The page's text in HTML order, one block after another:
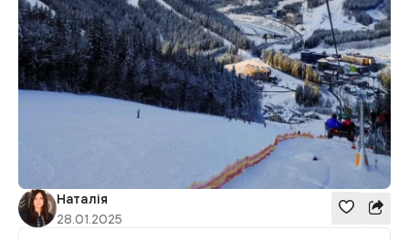
Наталія
28.01.2025